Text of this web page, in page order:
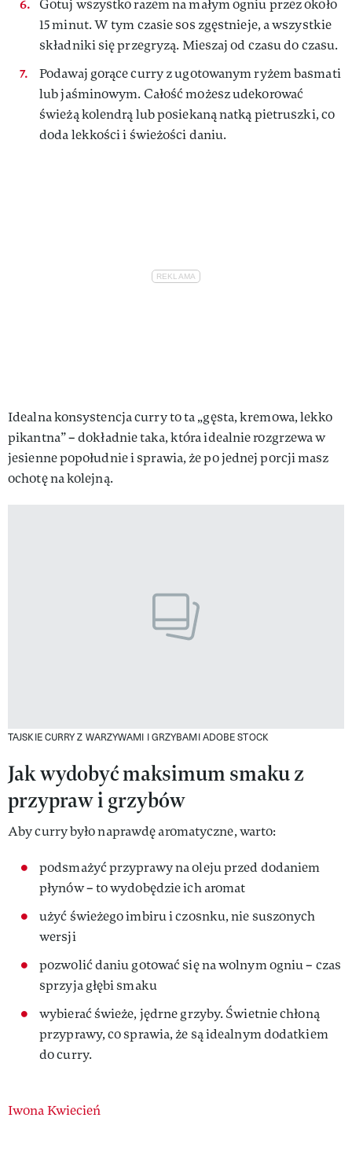
Gotuj wszystko razem na małym ogniu przez około
15 minut. W tym czasie sos zgęstnieje, a wszystkie
składniki się przegryzą. Mieszaj od czasu do czasu.
Podawaj gorące curry z ugotowanym ryżem basmati
lub jaśminowym. Całość możesz udekorować
świeżą kolendrą lub posiekaną natką pietruszki, co
doda lekkości i świeżości daniu.
Idealna konsystencja curry to ta „gęsta, kremowa, lekko
pikantna” – dokładnie taka, która idealnie rozgrzewa w
jesienne popołudnie i sprawia, że po jednej porcji masz
ochotę na kolejną.
TAJSKIE CURRY Z WARZYWAMI I GRZYBAMIADOBE STOCK
Jak wydobyć maksimum smaku z
przypraw i grzybów
Aby curry było naprawdę aromatyczne, warto:
podsmażyć przyprawy na oleju przed dodaniem
płynów – to wydobędzie ich aromat
użyć świeżego imbiru i czosnku, nie suszonych
wersji
pozwolić daniu gotować się na wolnym ogniu – czas
sprzyja głębi smaku
wybierać świeże, jędrne grzyby. Świetnie chłoną
przyprawy, co sprawia, że są idealnym dodatkiem
do curry.
Authors
Iwona Kwiecień